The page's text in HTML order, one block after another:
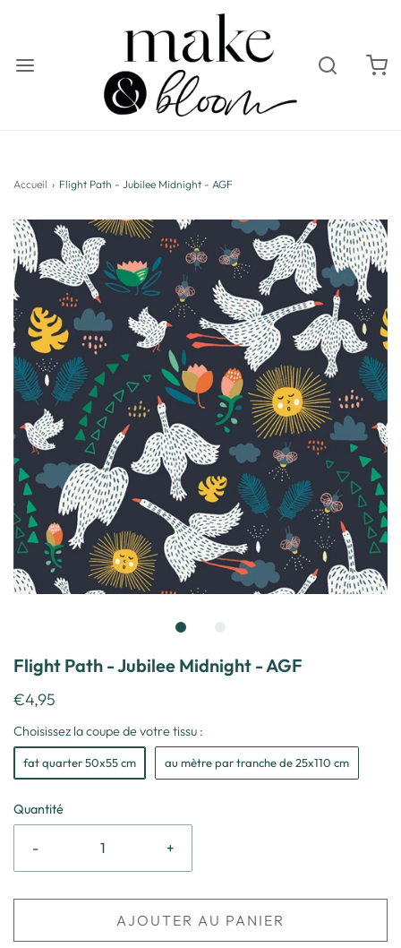
Accueil › Flight Path - Jubilee Midnight - AGF
Flight Path - Jubilee Midnight - AGF
€4,95
Choisissez la coupe de votre tissu :
fat quarter 50x55 cm au mètre par tranche de 25x110 cm
Quantité
- +
AJOUTER AU PANIER